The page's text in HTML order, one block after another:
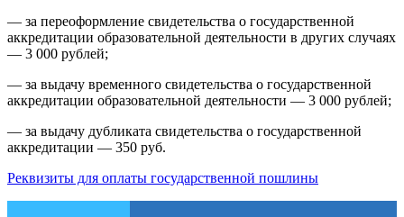
— за переоформление свидетельства о государственной
аккредитации образовательной деятельности в других случаях
— 3 000 рублей;
— за выдачу временного свидетельства о государственной
аккредитации образовательной деятельности — 3 000 рублей;
— за выдачу дубликата свидетельства о государственной
аккредитации — 350 руб.
Реквизиты для оплаты государственной пошлины